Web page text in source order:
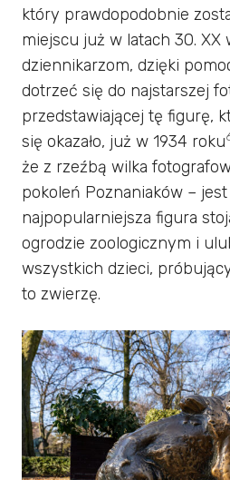
który prawdopodobnie
miejscu już w latach 30. XX
dziennikarzom, dzięki
dotrzeć się do najstarszej
przedstawiającej tę figurę,
się okazało, już w 1934 roku
że z rzeźbą wilka
pokoleń Poznaniaków –
najpopularniejsza figura
ogrodzie zoologicznym i
wszystkich dzieci,
to zwierzę.